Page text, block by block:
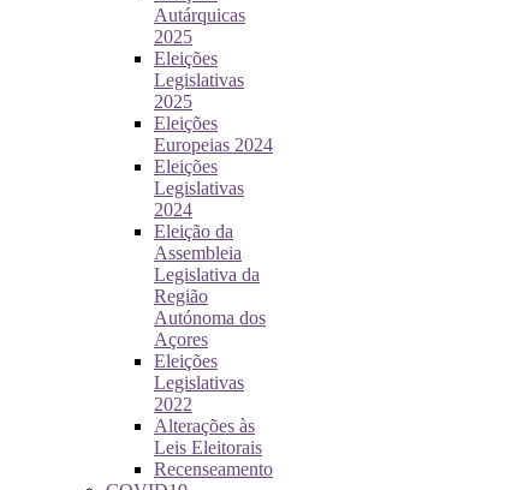
Autárquicas
2025
Eleições
Legislativas
2025
Eleições
Europeias 2024
Eleições
Legislativas
2024
Eleição da
Assembleia
Legislativa da
Região
Autónoma dos
Açores
Eleições
Legislativas
2022
Alterações às
Leis Eleitorais
Recenseamento